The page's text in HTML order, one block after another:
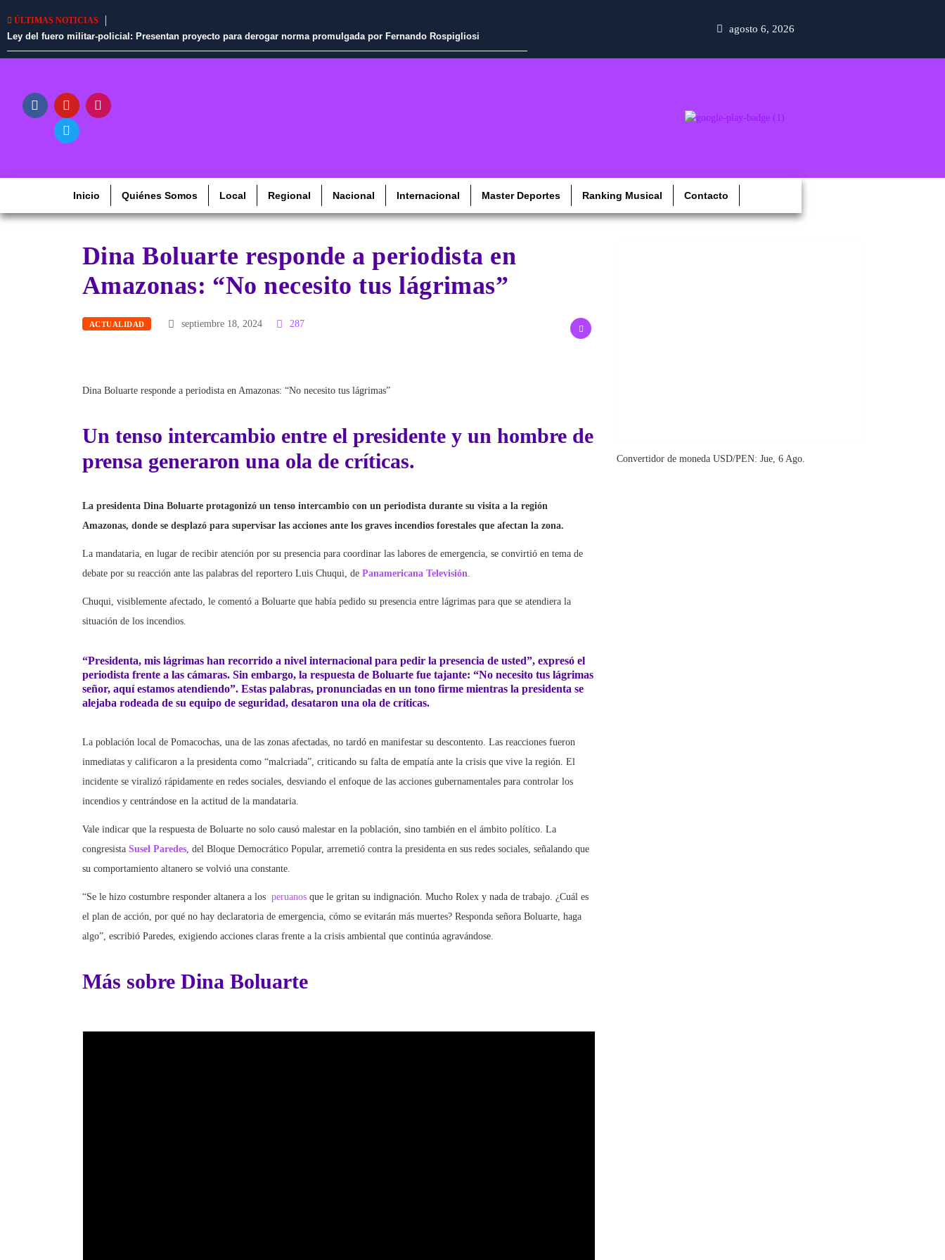
ÚLTIMAS NOTICIAS
Ley del fuero militar-policial: Presentan proyecto para derogar norma promulgada por Fernando Rospigliosi
agosto 6, 2026
Inicio Quiénes Somos Local Regional Nacional Internacional Master Deportes Ranking Musical Contacto
Dina Boluarte responde a periodista en
Amazonas: “No necesito tus lágrimas”
ACTUALIDAD septiembre 18, 2024 287
Dina Boluarte responde a periodista en Amazonas: “No necesito tus lágrimas”
Un tenso intercambio entre el presidente y un hombre de
prensa generaron una ola de críticas.
La presidenta Dina Boluarte protagonizó un tenso intercambio con un periodista durante su visita a la región
Amazonas, donde se desplazó para supervisar las acciones ante los graves incendios forestales que afectan la zona.
La mandataria, en lugar de recibir atención por su presencia para coordinar las labores de emergencia, se convirtió en tema de
debate por su reacción ante las palabras del reportero Luis Chuqui, de Panamericana Televisión.
Chuqui, visiblemente afectado, le comentó a Boluarte que había pedido su presencia entre lágrimas para que se atendiera la
situación de los incendios.
“Presidenta, mis lágrimas han recorrido a nivel internacional para pedir la presencia de usted”, expresó el
periodista frente a las cámaras. Sin embargo, la respuesta de Boluarte fue tajante: “No necesito tus lágrimas
señor, aquí estamos atendiendo”. Estas palabras, pronunciadas en un tono firme mientras la presidenta se
alejaba rodeada de su equipo de seguridad, desataron una ola de críticas.
La población local de Pomacochas, una de las zonas afectadas, no tardó en manifestar su descontento. Las reacciones fueron
inmediatas y calificaron a la presidenta como “malcriada”, criticando su falta de empatía ante la crisis que vive la región. El
incidente se viralizó rápidamente en redes sociales, desviando el enfoque de las acciones gubernamentales para controlar los
incendios y centrándose en la actitud de la mandataria.
Vale indicar que la respuesta de Boluarte no solo causó malestar en la población, sino también en el ámbito político. La
congresista Susel Paredes, del Bloque Democrático Popular, arremetió contra la presidenta en sus redes sociales, señalando que
su comportamiento altanero se volvió una constante.
“Se le hizo costumbre responder altanera a los peruanos que le gritan su indignación. Mucho Rolex y nada de trabajo. ¿Cuál es
el plan de acción, por qué no hay declaratoria de emergencia, cómo se evitarán más muertes? Responda señora Boluarte, haga
algo”, escribió Paredes, exigiendo acciones claras frente a la crisis ambiental que continúa agravándose.
Más sobre Dina Boluarte
Convertidor de moneda USD/PEN: Jue, 6 Ago.